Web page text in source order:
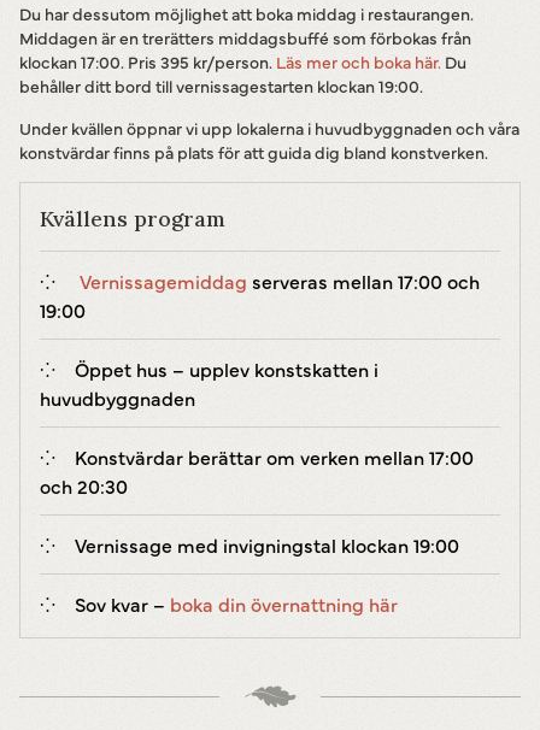
Du har dessutom möjlighet att boka middag i restaurangen.
Middagen är en trerätters middagsbuffé som förbokas från
klockan 17:00. Pris 395 kr/person. Läs mer och boka här. Du
behåller ditt bord till vernissagestarten klockan 19:00.
Under kvällen öppnar vi upp lokalerna i huvudbyggnaden och våra
konstvärdar finns på plats för att guida dig bland konstverken.
Kvällens program
Vernissagemiddag serveras mellan 17:00 och
19:00
Öppet hus – upplev konstskatten i
huvudbyggnaden
Konstvärdar berättar om verken mellan 17:00
och 20:30
Vernissage med invigningstal klockan 19:00
Sov kvar – boka din övernattning här